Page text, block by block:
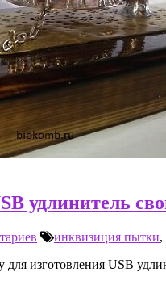
удлинитель
инквизиция пытки,
для изготовления USB